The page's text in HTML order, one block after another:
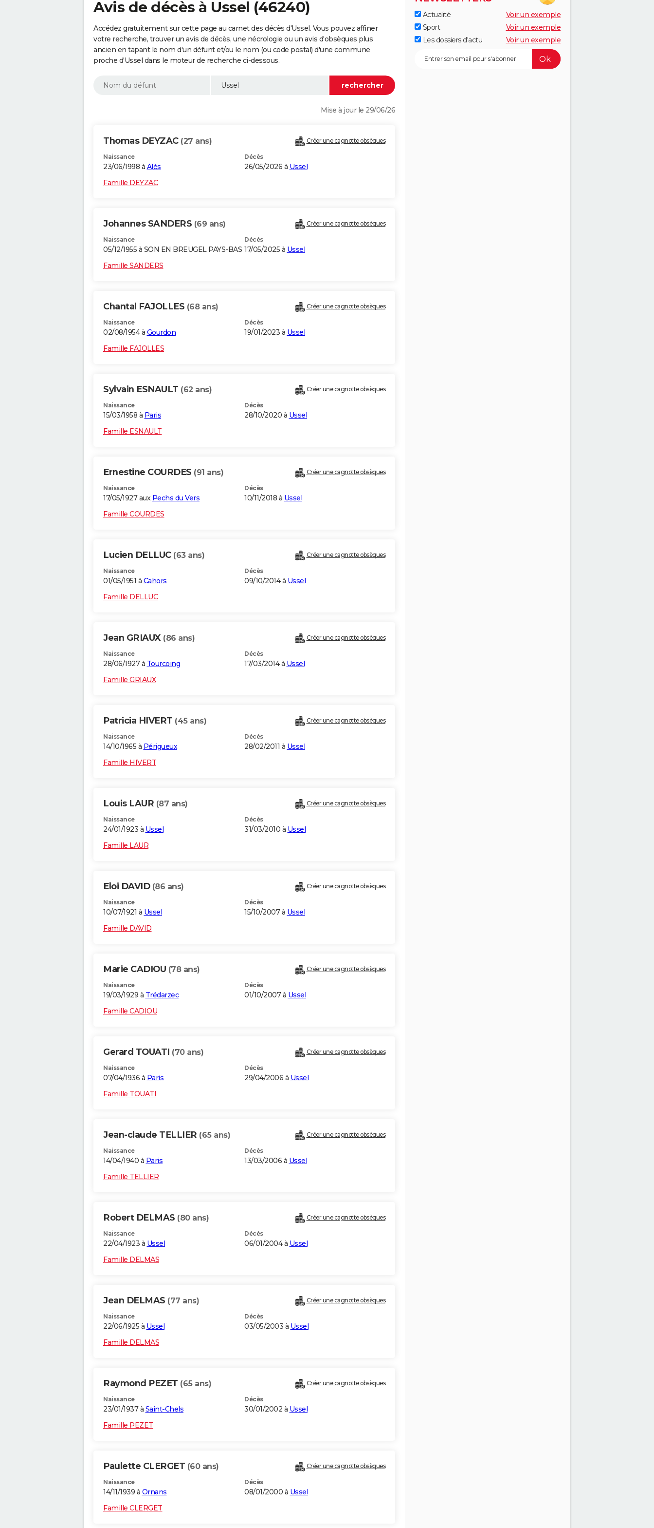
Avis de décès à Ussel (46240)
Accédez gratuitement sur cette page au carnet des décès d'Ussel. Vous pouvez affiner
votre recherche, trouver un avis de décès, une nécrologie ou un avis d'obsèques plus
ancien en tapant le nom d'un défunt et/ou le nom (ou code postal) d'une commune
proche d'Ussel dans le moteur de recherche ci-dessous.
Mise à jour le 29/06/26
Thomas DEYZAC (27 ans) Créer une cagnotte obsèques
Naissance
23/06/1998 à Alès
Décès
26/05/2026 à Ussel
Famille DEYZAC
Johannes SANDERS (69 ans) Créer une cagnotte obsèques
Naissance
05/12/1955 à SON EN BREUGEL PAYS-BAS
Décès
17/05/2025 à Ussel
Famille SANDERS
Chantal FAJOLLES (68 ans) Créer une cagnotte obsèques
Naissance
02/08/1954 à Gourdon
Décès
19/01/2023 à Ussel
Famille FAJOLLES
Sylvain ESNAULT (62 ans) Créer une cagnotte obsèques
Naissance
15/03/1958 à Paris
Décès
28/10/2020 à Ussel
Famille ESNAULT
Ernestine COURDES (91 ans) Créer une cagnotte obsèques
Naissance
17/05/1927 aux Pechs du Vers
Décès
10/11/2018 à Ussel
Famille COURDES
Lucien DELLUC (63 ans) Créer une cagnotte obsèques
Naissance
01/05/1951 à Cahors
Décès
09/10/2014 à Ussel
Famille DELLUC
Jean GRIAUX (86 ans) Créer une cagnotte obsèques
Naissance
28/06/1927 à Tourcoing
Décès
17/03/2014 à Ussel
Famille GRIAUX
Patricia HIVERT (45 ans) Créer une cagnotte obsèques
Naissance
14/10/1965 à Périgueux
Décès
28/02/2011 à Ussel
Famille HIVERT
Louis LAUR (87 ans) Créer une cagnotte obsèques
Naissance
24/01/1923 à Ussel
Décès
31/03/2010 à Ussel
Famille LAUR
Eloi DAVID (86 ans) Créer une cagnotte obsèques
Naissance
10/07/1921 à Ussel
Décès
15/10/2007 à Ussel
Famille DAVID
Marie CADIOU (78 ans) Créer une cagnotte obsèques
Naissance
19/03/1929 à Trédarzec
Décès
01/10/2007 à Ussel
Famille CADIOU
Gerard TOUATI (70 ans) Créer une cagnotte obsèques
Naissance
07/04/1936 à Paris
Décès
29/04/2006 à Ussel
Famille TOUATI
Jean-claude TELLIER (65 ans) Créer une cagnotte obsèques
Naissance
14/04/1940 à Paris
Décès
13/03/2006 à Ussel
Famille TELLIER
Robert DELMAS (80 ans) Créer une cagnotte obsèques
Naissance
22/04/1923 à Ussel
Décès
06/01/2004 à Ussel
Famille DELMAS
Jean DELMAS (77 ans) Créer une cagnotte obsèques
Naissance
22/06/1925 à Ussel
Décès
03/05/2003 à Ussel
Famille DELMAS
Raymond PEZET (65 ans) Créer une cagnotte obsèques
Naissance
23/01/1937 à Saint-Chels
Décès
30/01/2002 à Ussel
Famille PEZET
Paulette CLERGET (60 ans) Créer une cagnotte obsèques
Naissance
14/11/1939 à Ornans
Décès
08/01/2000 à Ussel
Famille CLERGET
Actualité
Voir un exemple
Sport
Voir un exemple
Les dossiers d'actu
Voir un exemple